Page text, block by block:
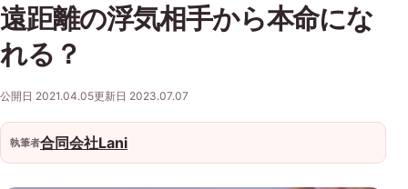
遠距離の浮気相手から本命にな
れる？
公開日 2021.04.05更新日 2023.07.07
執筆者合同会社Lani